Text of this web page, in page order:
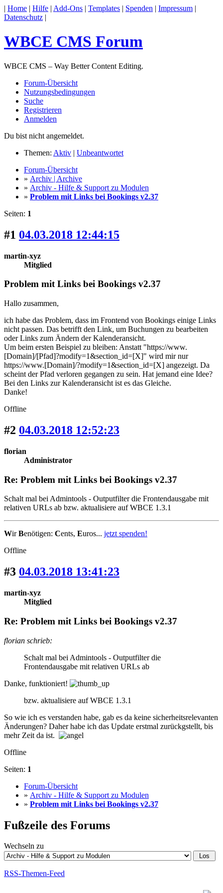
| Home | Hilfe | Add-Ons | Templates | Spenden | Impressum |
Datenschutz |
WBCE CMS Forum
WBCE CMS – Way Better Content Editing.
Forum-Übersicht
Nutzungsbedingungen
Suche
Registrieren
Anmelden
Du bist nicht angemeldet.
Themen: Aktiv | Unbeantwortet
Forum-Übersicht
» Archiv | Archive
» Archiv - Hilfe & Support zu Modulen
» Problem mit Links bei Bookings v2.37
Seiten: 1
#1 04.03.2018 12:44:15
martin-xyz
Mitglied
Problem mit Links bei Bookings v2.37
Hallo zusammen,
ich habe das Problem, dass im Frontend von Bookings einige Links
nicht passen. Das betrifft den Link, um Buchungen zu bearbeiten
oder Links zum Ändern der Kalenderansicht.
Um beim ersten Beispiel zu bleiben: Anstatt "https://www.
[Domain]/[Pfad]?modify=1&section_id=[X]" wird mir nur
https://www.[Domain]/?modify=1&section_id=[X] angezeigt. Da
scheint der Pfad verloren gegangen zu sein. Hat jemand eine Idee?
Bei den Links zur Kalenderansicht ist es das Gleiche.
Danke!
Offline
#2 04.03.2018 12:52:23
florian
Administrator
Re: Problem mit Links bei Bookings v2.37
Schalt mal bei Admintools - Outputfilter die Frontendausgabe mit
relativen URLs ab bzw. aktualisiere auf WBCE 1.3.1
WirBenötigen: Cents, Euros... jetzt spenden!
Offline
#3 04.03.2018 13:41:23
martin-xyz
Mitglied
Re: Problem mit Links bei Bookings v2.37
florian schrieb:
Schalt mal bei Admintools - Outputfilter die
Frontendausgabe mit relativen URLs ab
Danke, funktioniert!
bzw. aktualisiere auf WBCE 1.3.1
So wie ich es verstanden habe, gab es da keine sicherheitsrelevanten
Änderungen? Daher habe ich das Update erstmal zurückgstellt, bis
mehr Zeit da ist.
Offline
Seiten: 1
Forum-Übersicht
» Archiv - Hilfe & Support zu Modulen
» Problem mit Links bei Bookings v2.37
Fußzeile des Forums
Wechseln zu
RSS-Themen-Feed